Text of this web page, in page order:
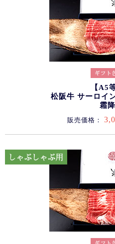
【A5
松阪牛 サーロイ
霜
販売価格：